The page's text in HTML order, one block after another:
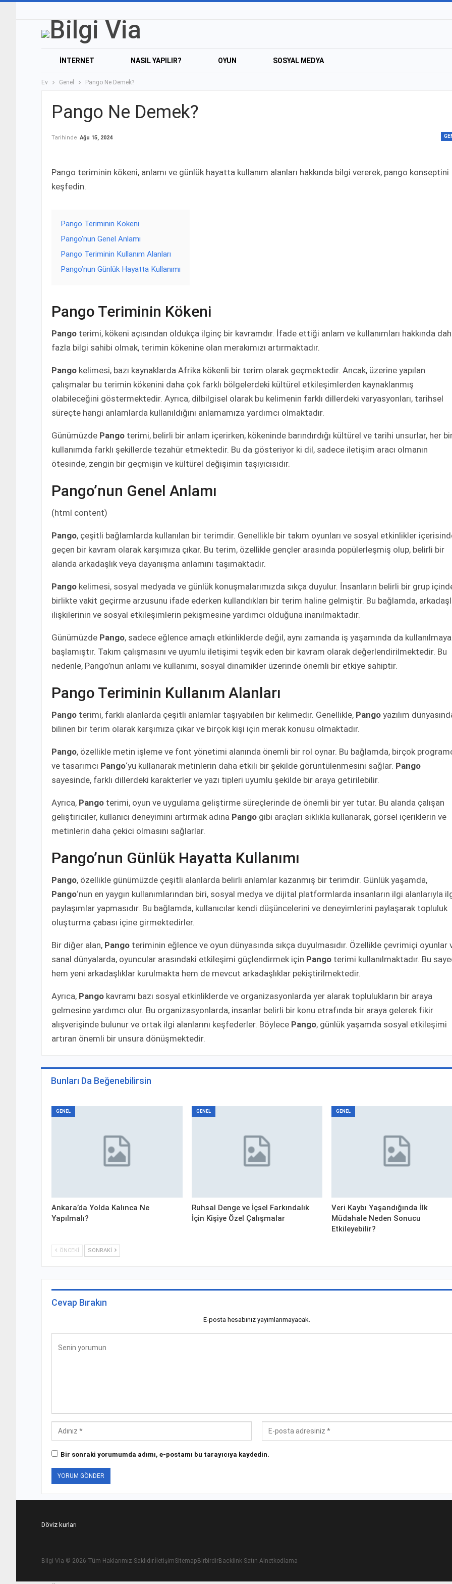
İNTERNET NASIL YAPILIR? OYUN SOSYAL MEDYA
Ev Genel Pango Ne Demek?
Pango Ne Demek?
Tarihinde Ağu 15, 2024
Pango teriminin kökeni, anlamı ve günlük hayatta kullanım alanları hakkında bilgi vererek, pango konseptini
keşfedin.
Pango Teriminin Kökeni
Pango’nun Genel Anlamı
Pango Teriminin Kullanım Alanları
Pango’nun Günlük Hayatta Kullanımı
Pango Teriminin Kökeni
Pango terimi, kökeni açısından oldukça ilginç bir kavramdır. İfade ettiği anlam ve kullanımları hakkında
fazla bilgi sahibi olmak, terimin kökenine olan merakımızı artırmaktadır.
Pango kelimesi, bazı kaynaklarda Afrika kökenli bir terim olarak geçmektedir. Ancak, üzerine yapılan
çalışmalar bu terimin kökenini daha çok farklı bölgelerdeki kültürel etkileşimlerden kaynaklanmış
olabileceğini göstermektedir. Ayrıca, dilbilgisel olarak bu kelimenin farklı dillerdeki varyasyonları, tarihsel
süreçte hangi anlamlarda kullanıldığını anlamamıza yardımcı olmaktadır.
Günümüzde Pango terimi, belirli bir anlam içerirken, kökeninde barındırdığı kültürel ve tarihi unsurlar, her
kullanımda farklı şekillerde tezahür etmektedir. Bu da gösteriyor ki dil, sadece iletişim aracı olmanın
ötesinde, zengin bir geçmişin ve kültürel değişimin taşıyıcısıdır.
Pango’nun Genel Anlamı
(html content)
Pango, çeşitli bağlamlarda kullanılan bir terimdir. Genellikle bir takım oyunları ve sosyal etkinlikler
geçen bir kavram olarak karşımıza çıkar. Bu terim, özellikle gençler arasında popülerleşmiş olup, belirli bir
alanda arkadaşlık veya dayanışma anlamını taşımaktadır.
Pango kelimesi, sosyal medyada ve günlük konuşmalarımızda sıkça duyulur. İnsanların belirli bir grup
birlikte vakit geçirme arzusunu ifade ederken kullandıkları bir terim haline gelmiştir. Bu bağlamda,
ilişkilerinin ve sosyal etkileşimlerin pekişmesine yardımcı olduğuna inanılmaktadır.
Günümüzde Pango, sadece eğlence amaçlı etkinliklerde değil, aynı zamanda iş yaşamında da kullanılmaya
başlamıştır. Takım çalışmasını ve uyumlu iletişimi teşvik eden bir kavram olarak değerlendirilmektedir. Bu
nedenle, Pango’nun anlamı ve kullanımı, sosyal dinamikler üzerinde önemli bir etkiye sahiptir.
Pango Teriminin Kullanım Alanları
Pango terimi, farklı alanlarda çeşitli anlamlar taşıyabilen bir kelimedir. Genellikle, Pango yazılım
bilinen bir terim olarak karşımıza çıkar ve birçok kişi için merak konusu olmaktadır.
Pango, özellikle metin işleme ve font yönetimi alanında önemli bir rol oynar. Bu bağlamda, birçok
ve tasarımcı Pango‘yu kullanarak metinlerin daha etkili bir şekilde görüntülenmesini sağlar. Pango
sayesinde, farklı dillerdeki karakterler ve yazı tipleri uyumlu şekilde bir araya getirilebilir.
Ayrıca, Pango terimi, oyun ve uygulama geliştirme süreçlerinde de önemli bir yer tutar. Bu alanda çalışan
geliştiriciler, kullanıcı deneyimini artırmak adına Pango gibi araçları sıklıkla kullanarak, görsel içeriklerin ve
metinlerin daha çekici olmasını sağlarlar.
Pango’nun Günlük Hayatta Kullanımı
Pango, özellikle günümüzde çeşitli alanlarda belirli anlamlar kazanmış bir terimdir. Günlük yaşamda,
Pango‘nun en yaygın kullanımlarından biri, sosyal medya ve dijital platformlarda insanların ilgi alanlarıyla
paylaşımlar yapmasıdır. Bu bağlamda, kullanıcılar kendi düşüncelerini ve deneyimlerini paylaşarak topluluk
oluşturma çabası içine girmektedirler.
Bir diğer alan, Pango teriminin eğlence ve oyun dünyasında sıkça duyulmasıdır. Özellikle çevrimiçi oyunlar
sanal dünyalarda, oyuncular arasındaki etkileşimi güçlendirmek için Pango terimi kullanılmaktadır. Bu
hem yeni arkadaşlıklar kurulmakta hem de mevcut arkadaşlıklar pekiştirilmektedir.
Ayrıca, Pango kavramı bazı sosyal etkinliklerde ve organizasyonlarda yer alarak toplulukların bir araya
gelmesine yardımcı olur. Bu organizasyonlarda, insanlar belirli bir konu etrafında bir araya gelerek fikir
alışverişinde bulunur ve ortak ilgi alanlarını keşfederler. Böylece Pango, günlük yaşamda sosyal etkileşimi
artıran önemli bir unsura dönüşmektedir.
Bunları Da Beğenebilirsin
GENEL
Ankara’da Yolda Kalınca Ne
Yapılmalı?
GENEL
Ruhsal Denge ve İçsel Farkındalık
İçin Kişiye Özel Çalışmalar
GENEL
Veri Kaybı Yaşandığında İlk
Müdahale Neden Sonucu
Etkileyebilir?
ÖNCEKI SONRAKI
Cevap Bırakın
E-posta hesabınız yayımlanmayacak.
Bir sonraki yorumumda adımı, e-postamı bu tarayıcıya kaydedin.
Döviz kurları
Bilgi Via © 2026 Tüm Haklarımız Saklıdır.İletişimSitemap BirbirdirBacklink Satın Al netkodlama